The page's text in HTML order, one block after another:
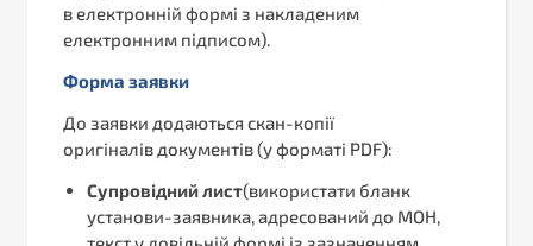
в електронній формі з накладеним
електронним підписом).
Форма заявки
До заявки додаються скан-копії
оригіналів документів (у форматі PDF):
Супровідний лист(використати бланк
установи-заявника, адресований до МОН,